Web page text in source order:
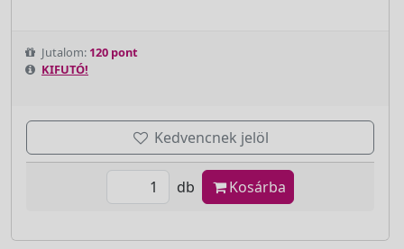
Jutalom: 120 pont
KIFUTÓ!
Kedvencnek jelöl
db Kosárba